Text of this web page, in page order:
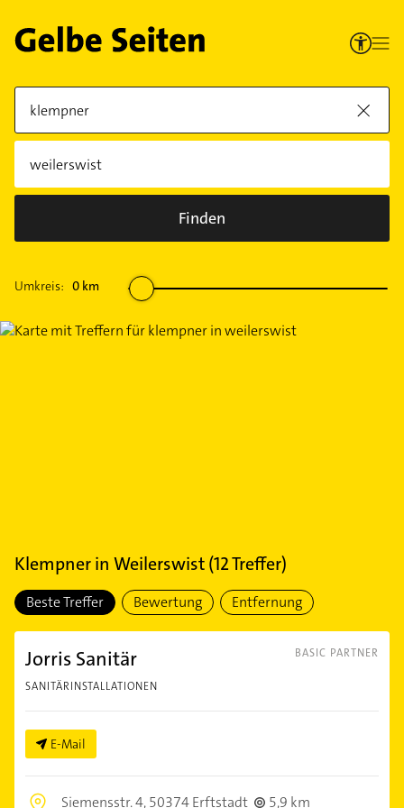
Finden
Umkreis: 0 km
Klempnerin Weilerswist(12Treffer)
Beste Treffer Bewertung Entfernung
BASIC PARTNER
Jorris Sanitär
SANITÄRINSTALLATIONEN
E-Mail
Siemensstr. 4,50374 Erftstadt
5,9 km